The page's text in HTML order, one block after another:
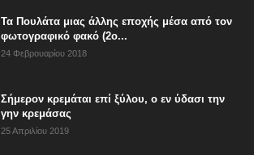
Τα Πουλάτα μιας άλλης εποχής μέσα από τον
φωτογραφικό φακό (2ο...
24 Φεβρουαρίου 2018
Σήμερον κρεμάται επί ξύλου, ο εν ύδασι την
γην κρεμάσας
25 Απριλίου 2019